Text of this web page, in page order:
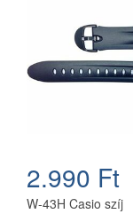
2.990 Ft
W-43H Casio szíj